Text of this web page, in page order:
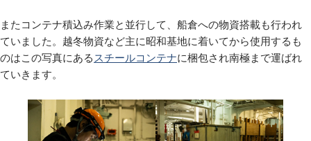
またコンテナ積込み作業と並行して、船倉への物資搭載も行われ
ていました。越冬物資など主に昭和基地に着いてから使用するも
のはこの写真にあるスチールコンテナに梱包され南極まで運ばれ
ていきます。